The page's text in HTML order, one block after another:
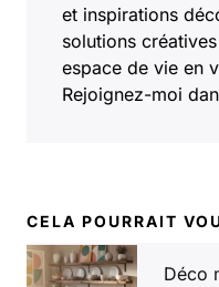
et inspirations
solutions
espace de vie en
Rejoignez-moi
CELA POURRAIT
Déco